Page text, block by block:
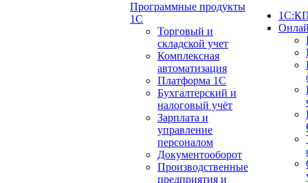
Программные продукты
1С
Торговый и
складской учет
Комплексная
автоматизация
Платформа 1С
Бухгалтерский и
налоговый учёт
Зарплата и
управление
персоналом
Документооборот
Производственные
предприятия и